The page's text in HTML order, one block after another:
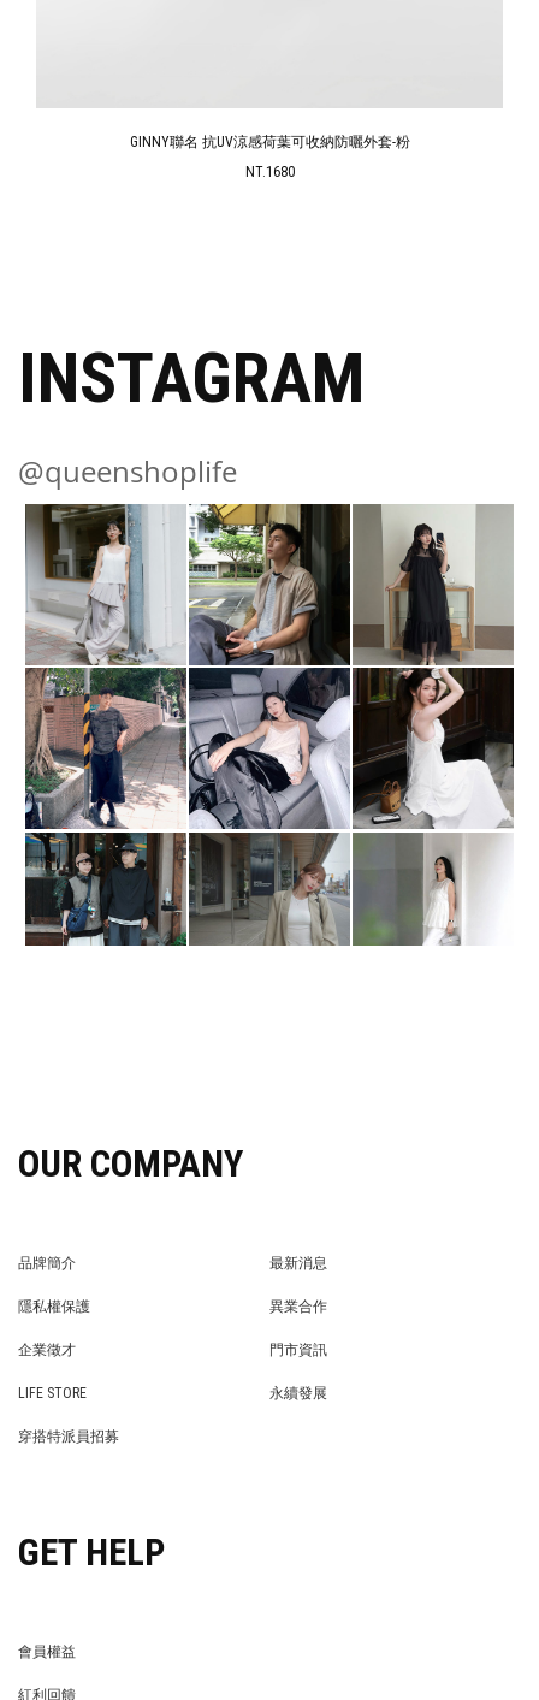
GINNY聯名 抗UV涼感荷葉可收納防曬外套-粉
NT.1680
INSTAGRAM
@queenshoplife
OUR COMPANY
品牌簡介
最新消息
隱私權保護
異業合作
企業徵才
門市資訊
LIFE STORE
永續發展
穿搭特派員招募
GET HELP
會員權益
紅利回饋